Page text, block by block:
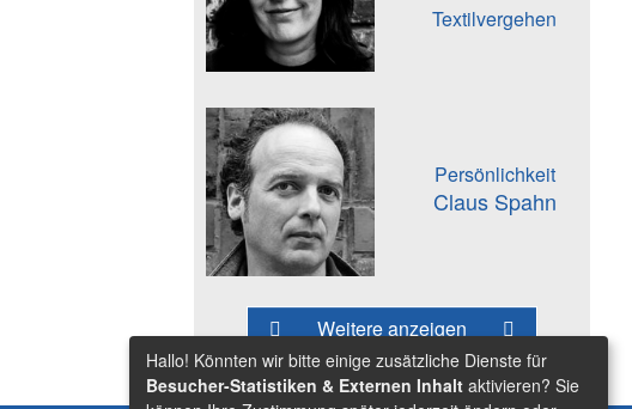
Textilvergehen
Persönlichkeit
Claus Spahn
Weitere anzeigen
Hallo! Könnten wir bitte einige zusätzliche Dienste für
Besucher-Statistiken & Externen Inhalt aktivieren? Sie